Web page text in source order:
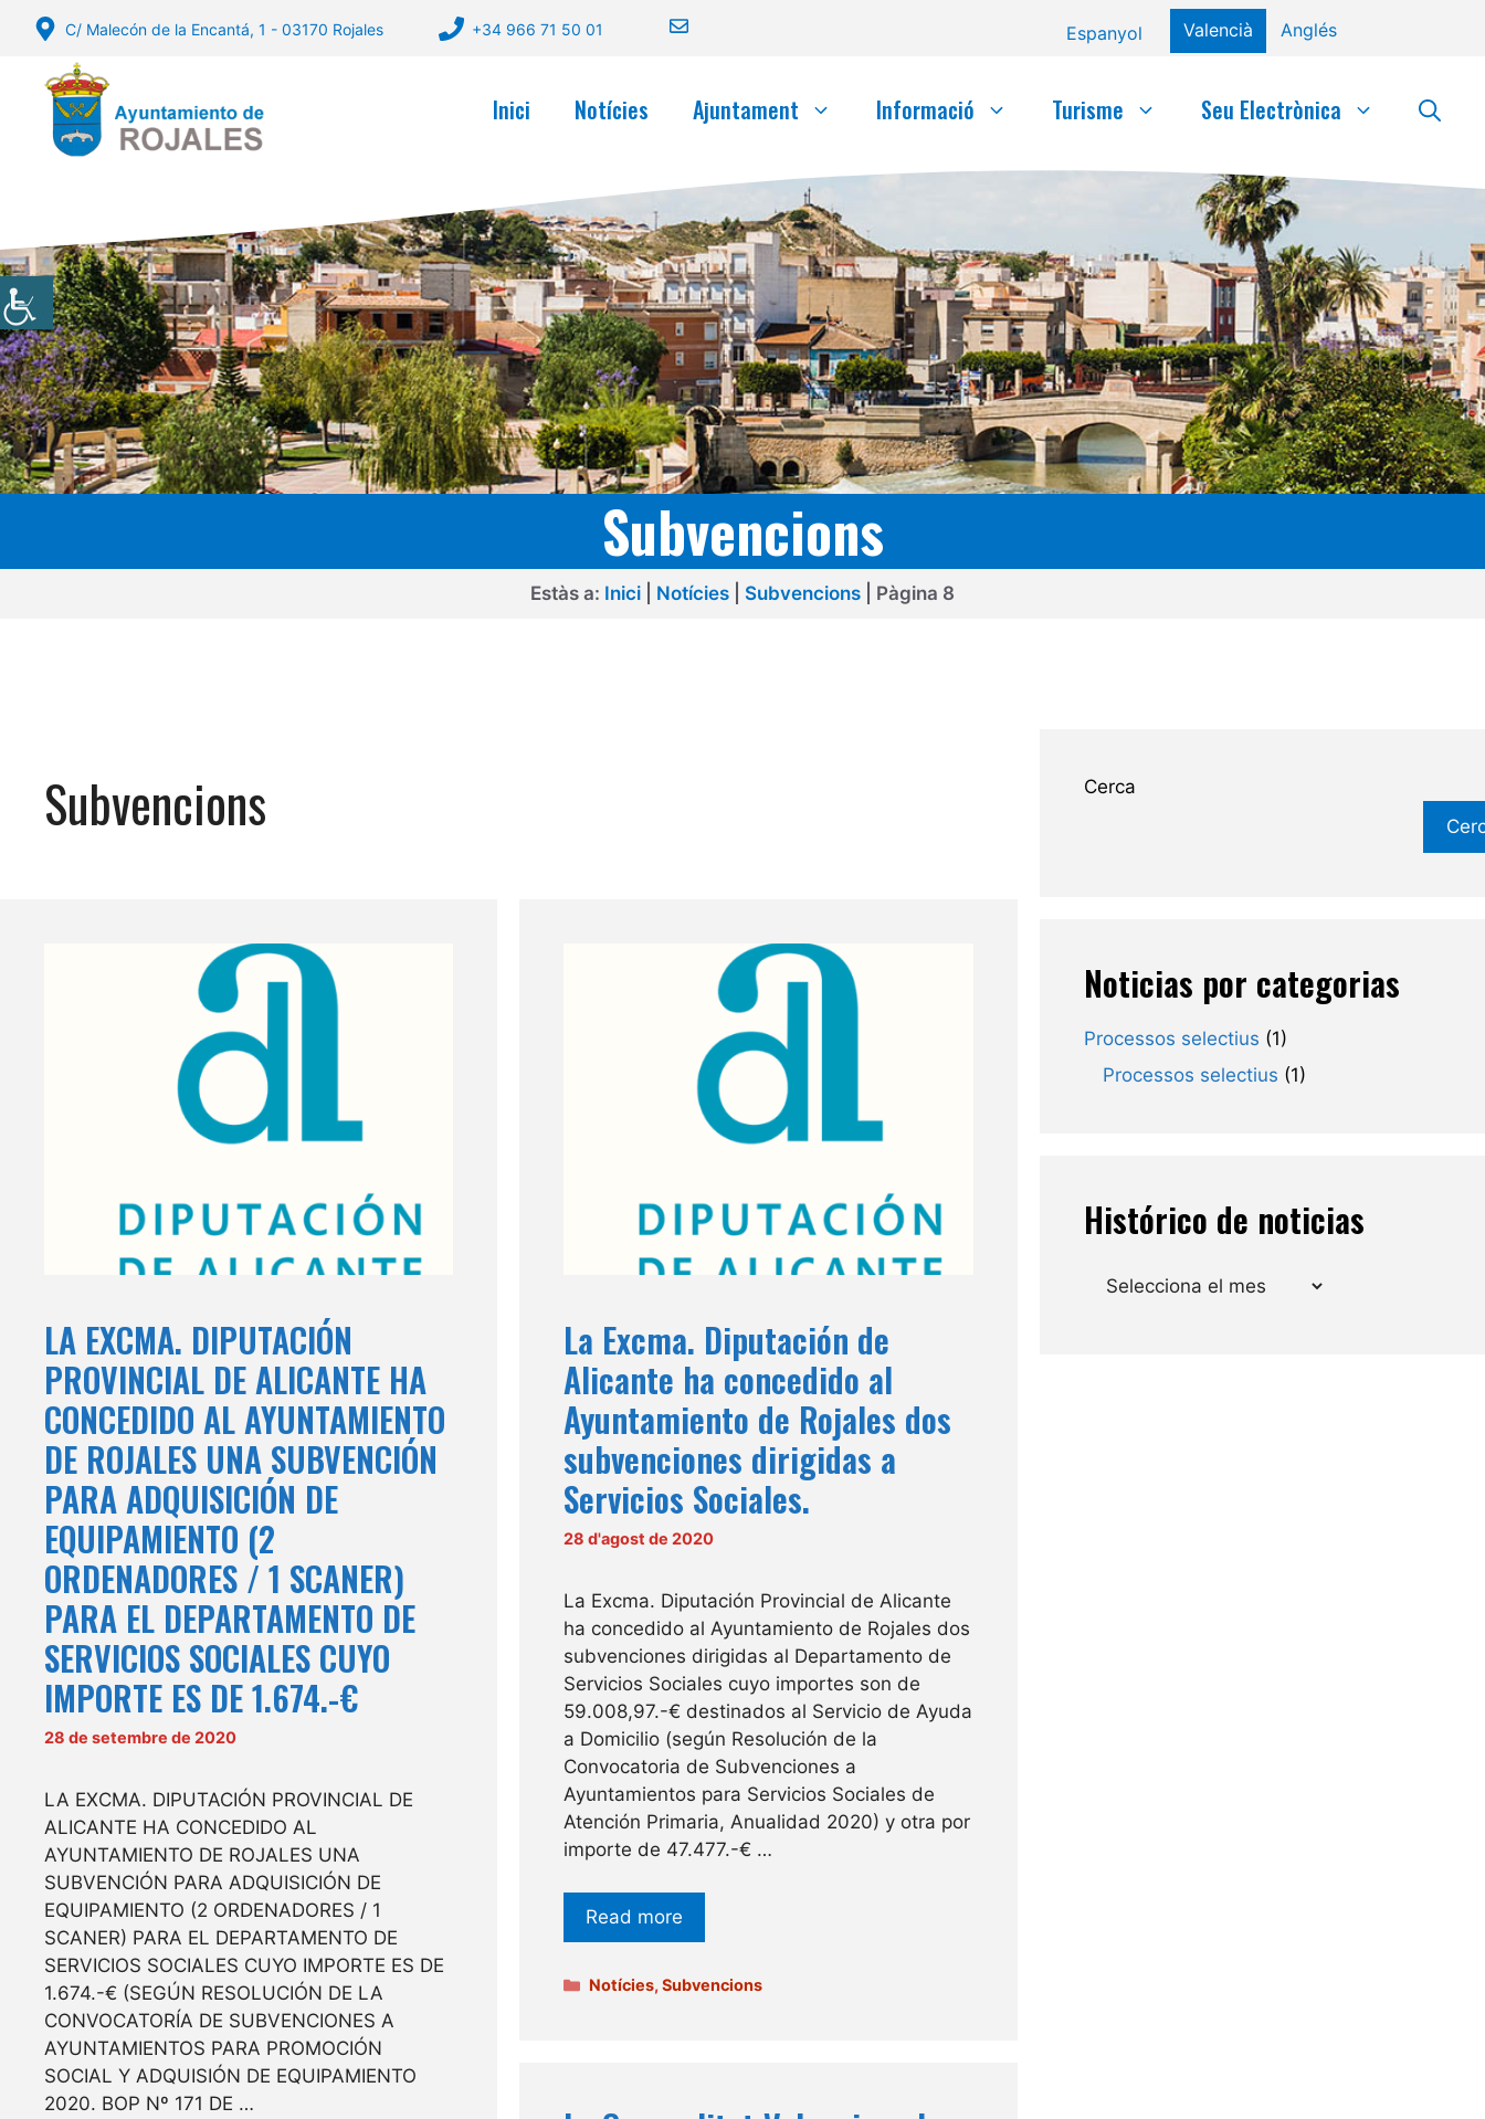
contingut
C/ Malecón de la Encantá, 1 - 03170 Rojales +34 966 71 50 01 Espanyol Valencià Anglés
Inici Notícies Ajuntament Informació Turisme Seu Electrònica
Subvencions
Estàs a: Inici Notícies Subvencions Pàgina 8
Subvencions
LA EXCMA. DIPUTACIÓN
PROVINCIAL DE ALICANTE HA
CONCEDIDO AL AYUNTAMIENTO
DE ROJALES UNA SUBVENCIÓN
PARA ADQUISICIÓN DE
EQUIPAMIENTO (2
ORDENADORES / 1 SCANER)
PARA EL DEPARTAMENTO DE
SERVICIOS SOCIALES CUYO
IMPORTE ES DE 1.674.-€
28 de setembre de 2020
LA EXCMA. DIPUTACIÓN PROVINCIAL DE
ALICANTE HA CONCEDIDO AL
AYUNTAMIENTO DE ROJALES UNA
SUBVENCIÓN PARA ADQUISICIÓN DE
EQUIPAMIENTO (2 ORDENADORES / 1
SCANER) PARA EL DEPARTAMENTO DE
SERVICIOS SOCIALES CUYO IMPORTE ES DE
1.674.-€ (SEGÚN RESOLUCIÓN DE LA
CONVOCATORÍA DE SUBVENCIONES A
AYUNTAMIENTOS PARA PROMOCIÓN
SOCIAL Y ADQUISIÓN DE EQUIPAMIENTO
2020. BOP Nº 171 DE …
La Excma. Diputación de
Alicante ha concedido al
Ayuntamiento de Rojales dos
subvenciones dirigidas a
Servicios Sociales.
28 d'agost de 2020
La Excma. Diputación Provincial de Alicante
ha concedido al Ayuntamiento de Rojales dos
subvenciones dirigidas al Departamento de
Servicios Sociales cuyo importes son de
59.008,97.-€ destinados al Servicio de Ayuda
a Domicilio (según Resolución de la
Convocatoria de Subvenciones a
Ayuntamientos para Servicios Sociales de
Atención Primaria, Anualidad 2020) y otra por
importe de 47.477.-€ …
Read more
Categories
Notícies,Subvencions
Cerca
Noticias por categorias
Processos selectius (1)
Processos selectius (1)
Histórico de noticias
Arxius